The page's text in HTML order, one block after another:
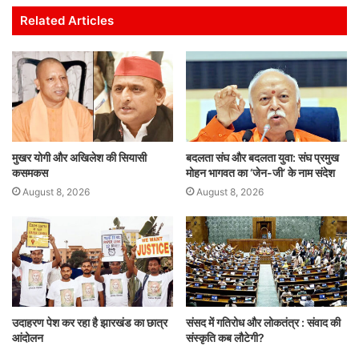
s
A
p
p
e
b
o
o
k
er l
e
dI
n
e
Related Articles
मुखर योगी और अखिलेश की सियासी
कसमकस
August 8, 2026
बदलता संघ और बदलता युवा: संघ प्रमुख
मोहन भागवत का ‘जेन-जी’ के नाम संदेश
August 8, 2026
उदाहरण पेश कर रहा है झारखंड का छात्र
आंदोलन
संसद में गतिरोध और लोकतंत्र : संवाद की
संस्कृति कब लौटेगी?